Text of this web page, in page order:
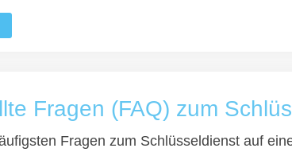
Fragen (FAQ) zum
Fragen zum Schlüsseldienst auf